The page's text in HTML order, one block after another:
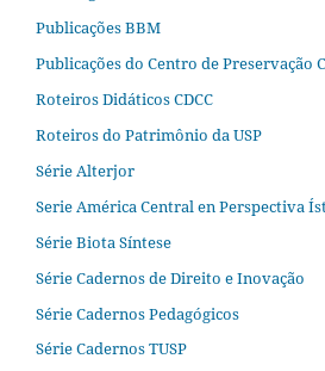
Publicações BBM
Publicações do Centro de Preservação
Roteiros Didáticos CDCC
Roteiros do Patrimônio da USP
Série Alterjor
Serie América Central en Perspectiva
Série Biota Síntese
Série Cadernos de Direito e Inovação
Série Cadernos Pedagógicos
Série Cadernos TUSP